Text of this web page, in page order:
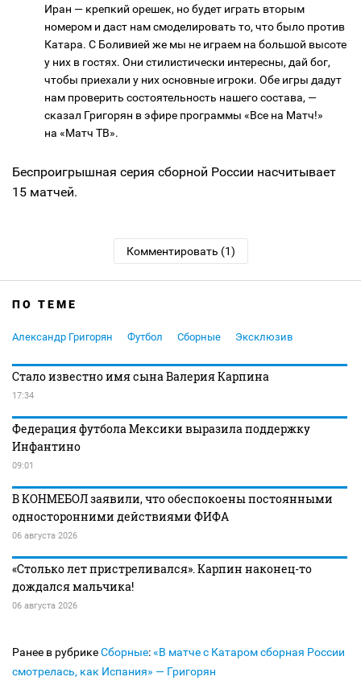
Иран — крепкий орешек, но будет играть вторым
номером и даст нам смоделировать то, что было против
Катара. С Боливией же мы не играем на большой высоте
у них в гостях. Они стилистически интересны, дай бог,
чтобы приехали у них основные игроки. Обе игры дадут
нам проверить состоятельность нашего состава, —
сказал Григорян в эфире программы «Все на Матч!»
на «Матч ТВ».
Беспроигрышная серия сборной России насчитывает
15 матчей.
Комментировать (1)
ПО ТЕМЕ
Александр Григорян Футбол Сборные Эксклюзив
Стало известно имя сына Валерия Карпина
17:34
Федерация футбола Мексики выразила поддержку
Инфантино
09:01
В КОНМЕБОЛ заявили, что обеспокоены постоянными
односторонними действиями ФИФА
06 августа 2026
«Столько лет пристреливался». Карпин наконец-то
дождался мальчика!
06 августа 2026
Ранее в рубрикеСборные:«В матче с Катаром сборная России
смотрелась, как Испания» — Григорян